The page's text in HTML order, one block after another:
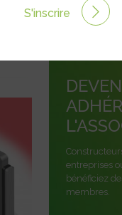
entreprises
bénéficiez
membres.
S'inscrire